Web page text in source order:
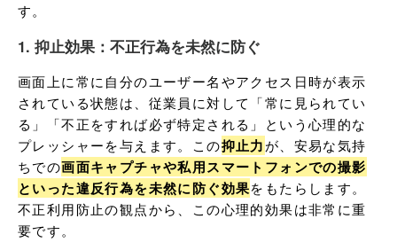
す。
1. 抑止効果：不正行為を未然に防ぐ
画面上に常に自分のユーザー名やアクセス日時が表示
されている状態は、従業員に対して「常に見られてい
る」「不正をすれば必ず特定される」という心理的な
プレッシャーを与えます。この抑止力が、安易な気持
ちでの画面キャプチャや私用スマートフォンでの撮影
といった違反行為を未然に防ぐ効果をもたらします。
不正利用防止の観点から、この心理的効果は非常に重
要です。